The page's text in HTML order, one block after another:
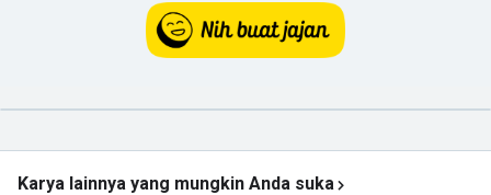
Karya lainnya yang mungkin Anda suka